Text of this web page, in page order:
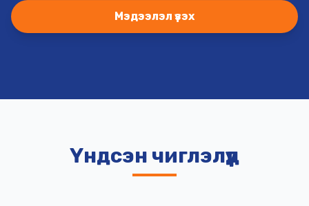
Мэдээлэл үзэх
Үндсэн чиглэлүүд